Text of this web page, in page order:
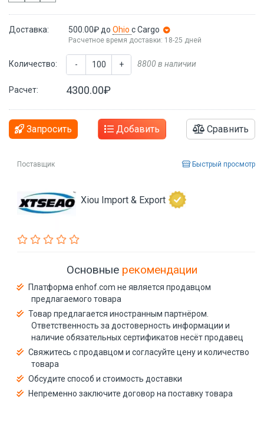
Доставка: 500.00₽ до Ohio с Cargo
Расчетное время доставки: 18-25 дней
Количество: - + 8800 в наличии
Расчет: 4300.00₽
Запросить Добавить Сравнить
Поставщик Быстрый просмотр
Xiou Import & Export
Основные рекомендации
Платформа enhof.com не является продавцом
предлагаемого товара
Товар предлагается иностранным партнёром.
Ответственность за достоверность информации и
наличие обязательных сертификатов несёт продавец
Свяжитесь с продавцом и согласуйте цену и количество
товара
Обсудите способ и стоимость доставки
Непременно заключите договор на поставку товара